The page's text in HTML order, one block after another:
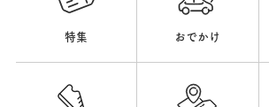
特集 おでかけ